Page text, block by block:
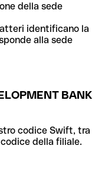
della sede
identificano la
alla sede
BANK
codice Swift, tra
della filiale.